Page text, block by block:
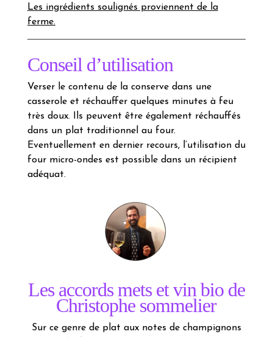
Les ingrédients soulignés proviennent de la
ferme.
Conseil d’utilisation
Verser le contenu de la conserve dans une
casserole et réchauffer quelques minutes à feu
très doux. Ils peuvent être également réchauffés
dans un plat traditionnel au four.
Eventuellement en dernier recours, l’utilisation du
four micro-ondes est possible dans un récipient
adéquat.
Les accords mets et vin bio de
Christophe sommelier
Sur ce genre de plat aux notes de champignons